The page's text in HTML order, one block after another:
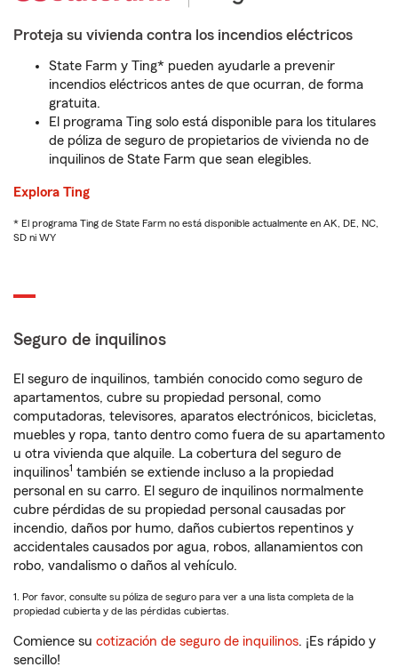
Proteja su vivienda contra los incendios eléctricos
State Farm y Ting* pueden ayudarle a prevenir
incendios eléctricos antes de que ocurran, de forma
gratuita.
El programa Ting solo está disponible para los titulares
de póliza de seguro de propietarios de vivienda no de
inquilinos de State Farm que sean elegibles.
Explora Ting
* El programa Ting de State Farm no está disponible actualmente en AK, DE, NC,
SD ni WY
Seguro de inquilinos
El seguro de inquilinos, también conocido como seguro de
apartamentos, cubre su propiedad personal, como
computadoras, televisores, aparatos electrónicos, bicicletas,
muebles y ropa, tanto dentro como fuera de su apartamento
u otra vivienda que alquile. La cobertura del seguro de
inquilinos1 también se extiende incluso a la propiedad
personal en su carro. El seguro de inquilinos normalmente
cubre pérdidas de su propiedad personal causadas por
incendio, daños por humo, daños cubiertos repentinos y
accidentales causados por agua, robos, allanamientos con
robo, vandalismo o daños al vehículo.
1. Por favor, consulte su póliza de seguro para ver a una lista completa de la
propiedad cubierta y de las pérdidas cubiertas.
Comience su cotización de seguro de inquilinos. ¡Es rápido y
sencillo!